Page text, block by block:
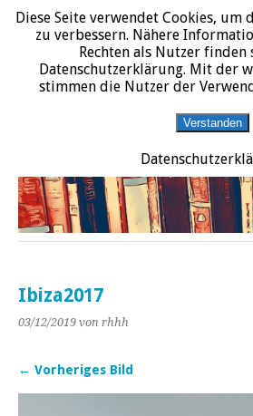
START DATENSCHUTZERKLÄRUNG
Rezensionen
Ibiza2017
03/12/2019 von rhhh
← Vorheriges Bild
Diese Seite verwendet Cookies,
zu verbessern. Nähere
Rechten als Nutzer finden
Datenschutzerklärung. Mit der
stimmen die Nutzer der
Verstanden